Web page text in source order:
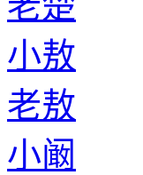
小敖
老敖
小阚